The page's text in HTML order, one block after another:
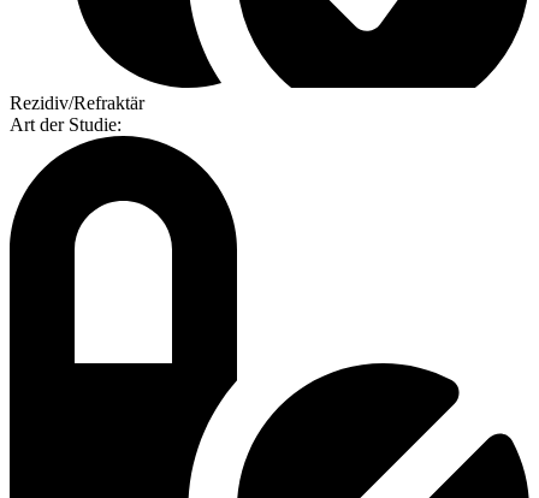
Rezidiv/Refraktär
Art der Studie: